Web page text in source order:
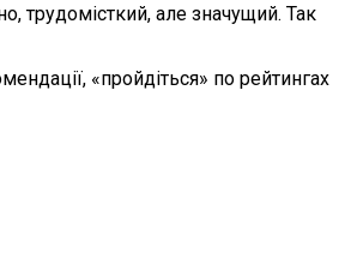
трудомісткий, але значущий. Так
«пройдіться» по рейтингах